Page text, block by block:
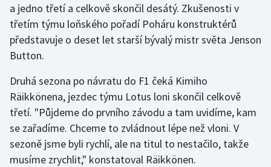
a jedno třetí a celkově skončil desátý. Zkušenosti v
třetím týmu loňského pořadí Poháru konstruktérů
představuje o deset let starší bývalý mistr světa Jenson
Button.
Druhá sezona po návratu do F1 čeká Kimiho
Räikkönena, jezdec týmu Lotus loni skončil celkově
třetí. "Půjdeme do prvního závodu a tam uvidíme, kam
se zařadíme. Chceme to zvládnout lépe než vloni. V
sezoně jsme byli rychlí, ale na titul to nestačilo, takže
musíme zrychlit," konstatoval Räikkönen.